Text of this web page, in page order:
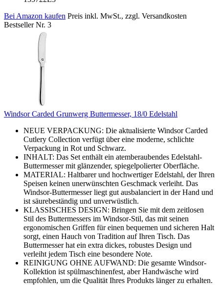
Bei Amazon kaufen Preis inkl. MwSt., zzgl. Versandkosten
Bestseller Nr. 3
Windsor Carded Grunwerg Buttermesser, 18/0 Edelstahl
NEUE VERPACKUNG: Die aktualisierte Windsor Carded
Cutlery Collection verfügt über eine moderne, schlichte
Verpackung in Rot und Schwarz.
INHALT: Das Set enthält ein atemberaubendes Edelstahl-
Buttermesser mit glänzender, spiegelpolierter Oberfläche.
MATERIAL: Haltbarer und hochwertiger Edelstahl, der Ihren
Speisen keinen unerwünschten Geschmack verleiht. Das
Windsor-Buttermesser liegt gut ausbalanciert in der Hand und
ist säurebeständig und unverwüstlich.
KLASSISCHES DESIGN: Bringen Sie mit dem zeitlosen
Stil des Buttermessers im Windsor-Stil, das mit seinen
ergonomischen Griffen für einen bequemen und sicheren Halt
sorgt, einen Hauch von Tradition auf Ihren Tisch. Das
Buttermesser hat ein extra dickes, robustes Design und
verleiht jedem Tisch eine besondere Note.
REINIGUNG OHNE AUFWAND: Die gesamte Windsor-
Kollektion ist spülmaschinenfest, aber Handwäsche wird
empfohlen, um die Qualität Ihres Produkts länger zu erhalten.